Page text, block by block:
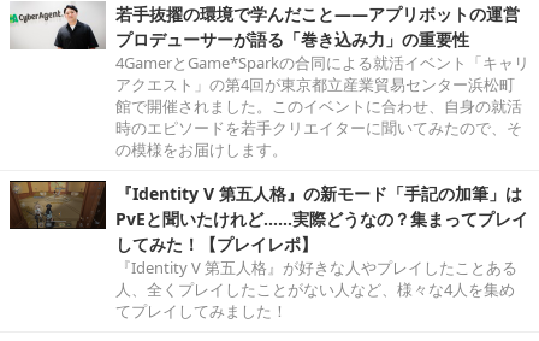
若手抜擢の環境で学んだこと――アプリボットの運営
プロデューサーが語る「巻き込み力」の重要性
4GamerとGame*Sparkの合同による就活イベント「キャリ
アクエスト」の第4回が東京都立産業貿易センター浜松町
館で開催されました。このイベントに合わせ、自身の就活
時のエピソードを若手クリエイターに聞いてみたので、そ
の模様をお届けします。
『Identity V 第五人格』の新モード「手記の加筆」は
PvEと聞いたけれど……実際どうなの？集まってプレイ
してみた！【プレイレポ】
『Identity V 第五人格』が好きな人やプレイしたことある
人、全くプレイしたことがない人など、様々な4人を集め
てプレイしてみました！